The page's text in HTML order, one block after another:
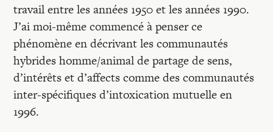
travail entre les années 1950 et les années 1990.
J’ai moi-même commencé à penser ce
phénomène en décrivant les communautés
hybrides homme/animal de partage de sens,
d’intérêts et d’affects comme des communautés
inter-spécifiques d’intoxication mutuelle en
1996.